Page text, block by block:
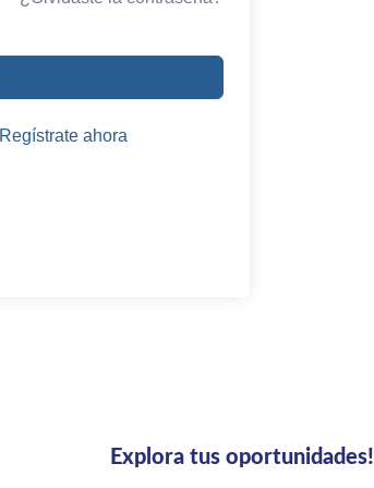
Regístrate ahora
Explora tus oportunidades!